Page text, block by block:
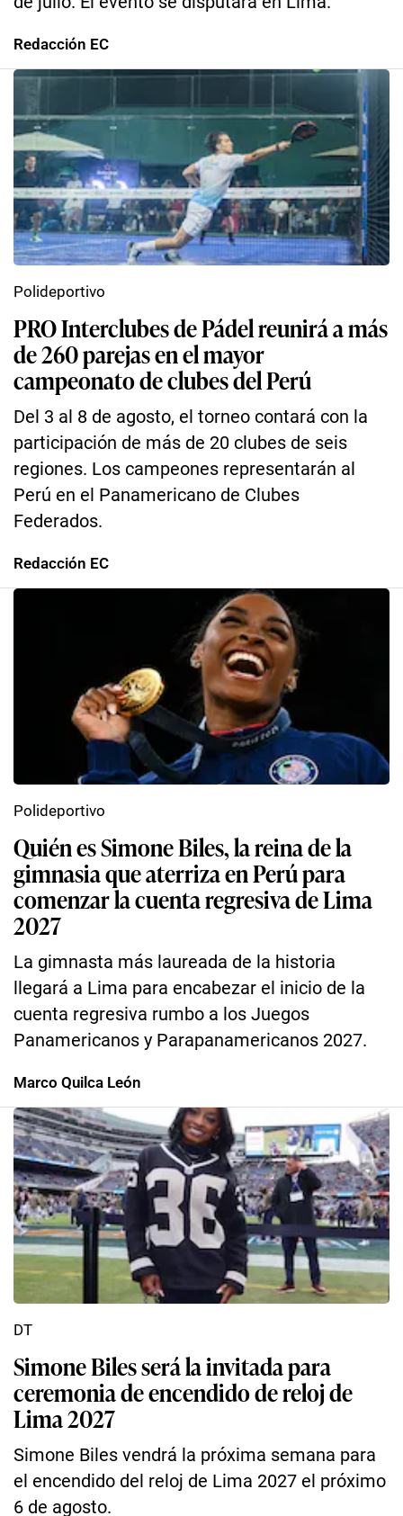
Redacción EC
PRO Interclubes de Pádel reunirá a más
de 260 parejas en el mayor
campeonato de clubes del Perú
Del 3 al 8 de agosto, el torneo contará con la
participación de más de 20 clubes de seis
regiones. Los campeones representarán al
Perú en el Panamericano de Clubes
Federados.
Polideportivo
Redacción EC
Quién es Simone Biles, la reina de la
gimnasia que aterriza en Perú para
comenzar la cuenta regresiva de Lima
2027
La gimnasta más laureada de la historia
llegará a Lima para encabezar el inicio de la
cuenta regresiva rumbo a los Juegos
Panamericanos y Parapanamericanos 2027.
Polideportivo
Marco Quilca León
Simone Biles será la invitada para
ceremonia de encendido de reloj de
Lima 2027
Simone Biles vendrá la próxima semana para
el encendido del reloj de Lima 2027 el próximo
6 de agosto.
DT